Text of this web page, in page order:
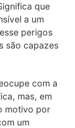
que
a um
perigos
são capazes
com a
mas, em
motivo por
um